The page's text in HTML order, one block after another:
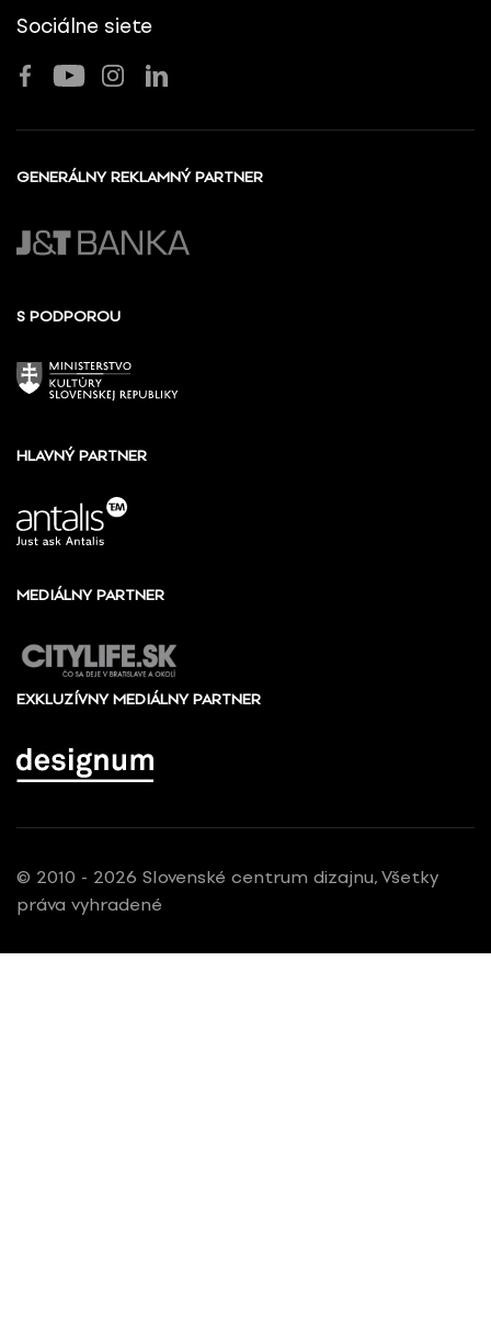
Sociálne siete
GENERÁLNY REKLAMNÝ PARTNER
S PODPOROU
HLAVNÝ PARTNER
MEDIÁLNY PARTNER
EXKLUZÍVNY MEDIÁLNY PARTNER
© 2010 - 2026 Slovenské centrum dizajnu, Všetky
práva vyhradené